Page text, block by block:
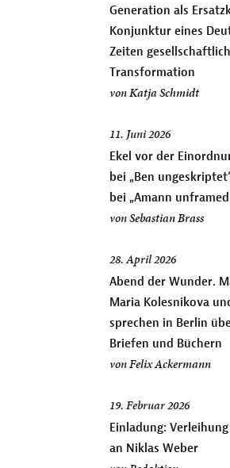
Generation als
Konjunktur eines
Zeiten
Transformation
vonKatja Schmidt
11. Juni 2026
Ekel vor der
bei „Ben
bei „Amann
vonSebastian Brass
28. April 2026
Abend der Wunder.
Maria Kolesnikova
sprechen in Berlin
Briefen und Büchern
vonFelix Ackermann
19. Februar 2026
Einladung:
an Niklas Weber